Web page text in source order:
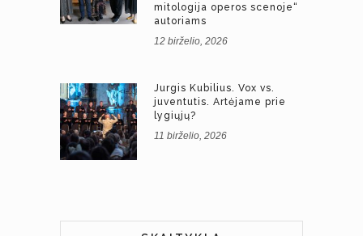
mitologija operos scenoje“
autoriams
12 birželio, 2026
Jurgis Kubilius. Vox vs.
juventutis. Artėjame prie
lygiųjų?
11 birželio, 2026